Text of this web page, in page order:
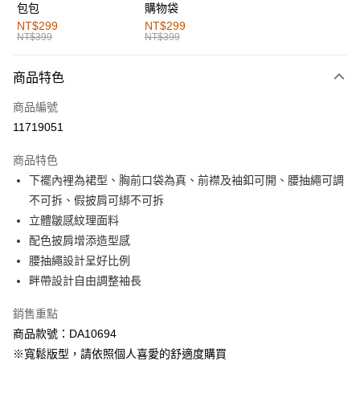
全家取貨付款
每筆NT$60，滿NT$1,000(含以上)免運費
付款後全家取貨
萊爾富取貨付款
付款後萊爾富取貨
每筆NT$60，滿NT$1,000(含以上)免運費
7-11取貨付款
每筆NT$60，滿NT$1,000(含以上)免運費
付款後7-11取貨
宅配
每筆NT$120，滿NT$1,000(含以上)免運費
包包
NT$299
NT$399
購物袋
NT$299
NT$399
商品特色
商品編號
11719051
商品特色
下襬內裡為裙型、胸前口袋為真、前襟及袖釦可開、腰抽繩可調
不可拆、假披肩可綁不可拆
立體皺感紋理面料
配色披肩增添造型感
腰抽繩設計呈好比例
畔帶設計自由調整袖長
銷售重點
商品款號：DA10694
※寬鬆版型，請依照個人喜愛的舒適度購買